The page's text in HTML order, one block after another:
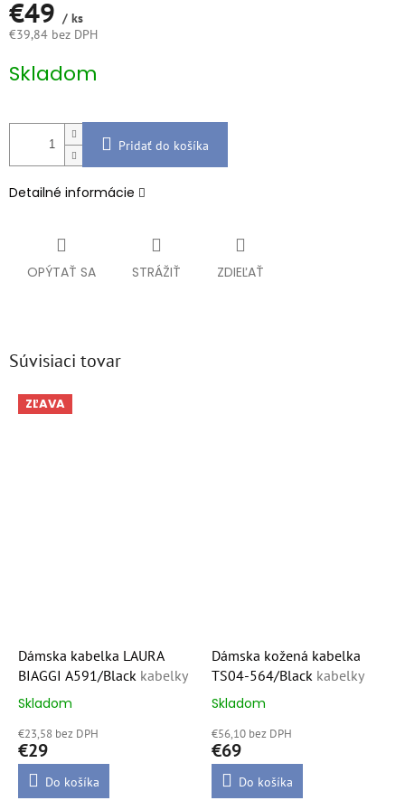
€49 / ks
€39,84 bez DPH
cena:
Skladom
Pridať do košíka
Detailné informácie
OPÝTAŤ SA STRÁŽIŤ ZDIEĽAŤ
Súvisiaci tovar
ZĽAVA
Dámska kabelka LAURA
BIAGGI A591/Black kabelky
Priemerné
produktu
je
5,0
Skladom
€23,58 bez DPH
€29
Do košíka
Dámska kožená kabelka
TS04-564/Black kabelky
Priemerné
produktu
je
5,0
Skladom
€56,10 bez DPH
€69
Do košíka